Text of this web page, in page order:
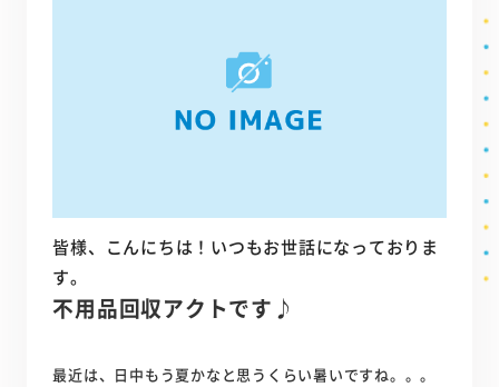
皆様、こんにちは！いつもお世話になっておりま
す。
不用品回収アクトです♪
最近は、日中もう夏かなと思うくらい暑いですね。。。